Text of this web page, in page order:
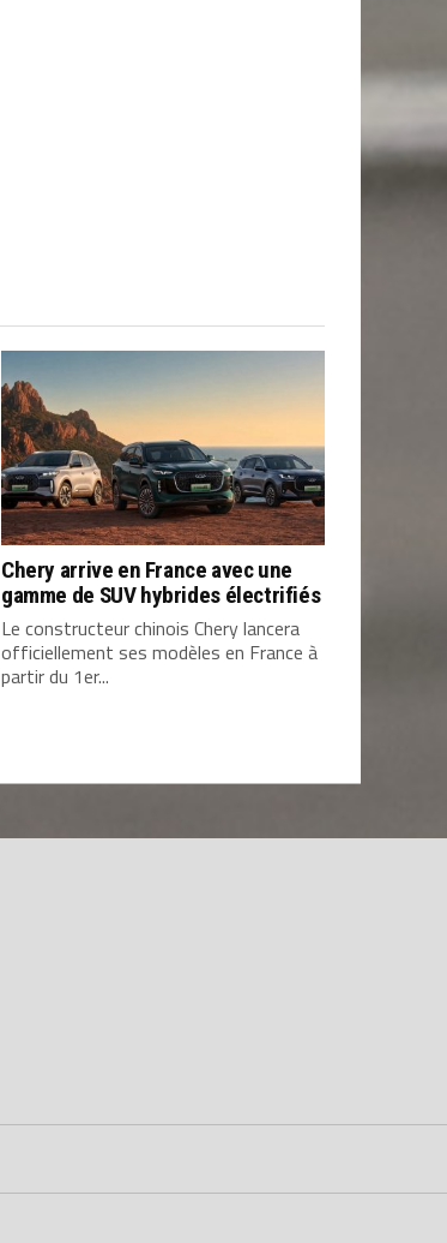
Chery arrive en France avec une
gamme de SUV hybrides électrifiés
Le constructeur chinois Chery lancera
officiellement ses modèles en France à
partir du 1er...